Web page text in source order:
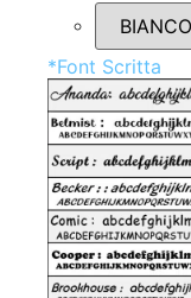
*Font Scritta